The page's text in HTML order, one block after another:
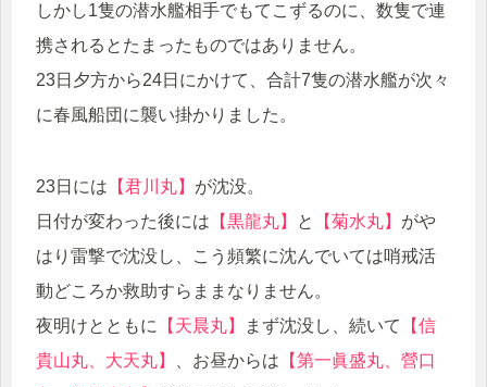
しかし1隻の潜水艦相手でもてこずるのに、数隻で連
携されるとたまったものではありません。
23日夕方から24日にかけて、合計7隻の潜水艦が次々
に春風船団に襲い掛かりました。
23日には 【君川丸】 が沈没。
日付が変わった後には 【黒龍丸】 と 【菊水丸】 がや
はり雷撃で沈没し、こう頻繁に沈んでいては哨戒活
動どころか救助すらままなりません。
夜明けとともに
【天晨丸】 まず沈没し、続いて
【信
貴山丸、大天丸】
、お昼からは 【第一眞盛丸、營口